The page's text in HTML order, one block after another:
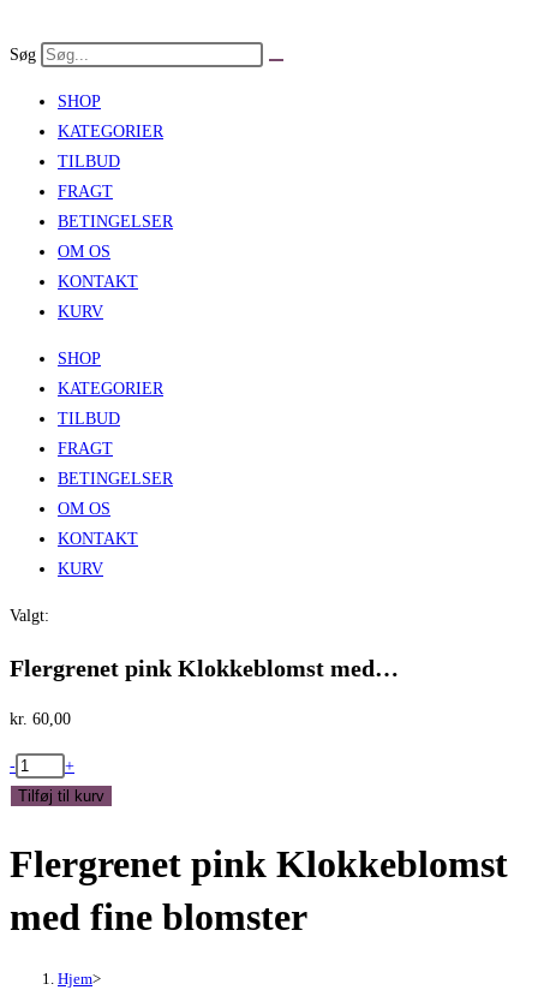
to
Søg
SHOP
KATEGORIER
TILBUD
FRAGT
BETINGELSER
OM OS
KONTAKT
KURV
SHOP
KATEGORIER
TILBUD
FRAGT
BETINGELSER
OM OS
KONTAKT
KURV
Valgt:
Flergrenet pink Klokkeblomst med…
kr. 60,00
Flergrenet
pink
med
blomster
-
+
Tilføj til kurv
Flergrenet pink Klokkeblomst
med fine blomster
Hjem>